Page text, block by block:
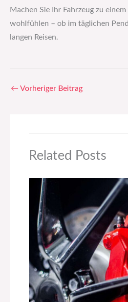
Machen Sie Ihr Fahrzeug zu
wohlfühlen – ob im täglichen
langen Reisen.
← Vorheriger Beitrag
Related Posts